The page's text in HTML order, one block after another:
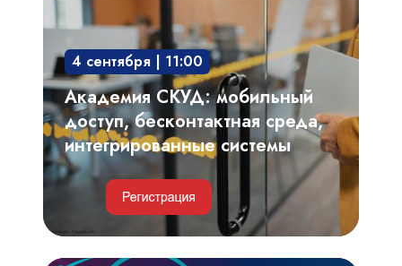
бесконтактная
среда,
интегрированные
системы
4 сентября | 11:00
Академия СКУД: мобильный
доступ, бесконтактная среда,
интегрированные системы